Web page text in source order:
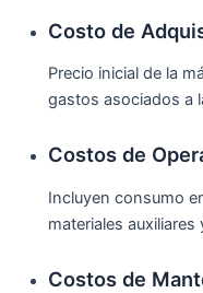
Costo de
Precio inicial de la
gastos asociados a
Costos de
Incluyen consumo
materiales
Costos de